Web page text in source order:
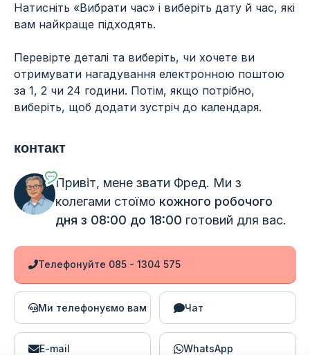
Натисніть «Вибрати час» і виберіть дату й час, які
вам найкраще підходять.
Перевірте деталі та виберіть, чи хочете ви
отримувати нагадування електронною поштою
за 1, 2 чи 24 години. Потім, якщо потрібно,
виберіть, щоб додати зустріч до календаря.
контакт
Привіт, мене звати Фред. Ми з
колегами стоїмо кожного робочого
дня з 08:00 до 18:00 готовий для вас.
Телефонуйте 085 - 1304 575
Ми телефонуємо вам Чат
E-mail WhatsApp